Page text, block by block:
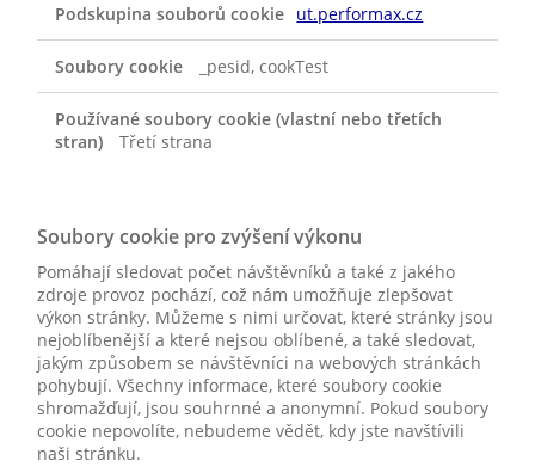
ut.performax.cz
_pesid, cookTest
Třetí strana
Soubory cookie pro zvýšení výkonu
Pomáhají sledovat počet návštěvníků a také z jakého
zdroje provoz pochází, což nám umožňuje zlepšovat
výkon stránky. Můžeme s nimi určovat, které stránky jsou
nejoblíbenější a které nejsou oblíbené, a také sledovat,
jakým způsobem se návštěvníci na webových stránkách
pohybují. Všechny informace, které soubory cookie
shromažďují, jsou souhrnné a anonymní. Pokud soubory
cookie nepovolíte, nebudeme vědět, kdy jste navštívili
naši stránku.